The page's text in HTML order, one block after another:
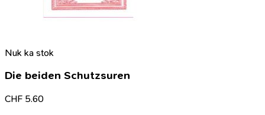
Nuk ka stok
Die beiden Schutzsuren
CHF 5.60